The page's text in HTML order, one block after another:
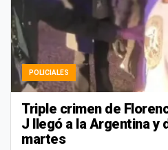
POLICIALES
Triple crimen de
J llegó a la Argentina y
martes